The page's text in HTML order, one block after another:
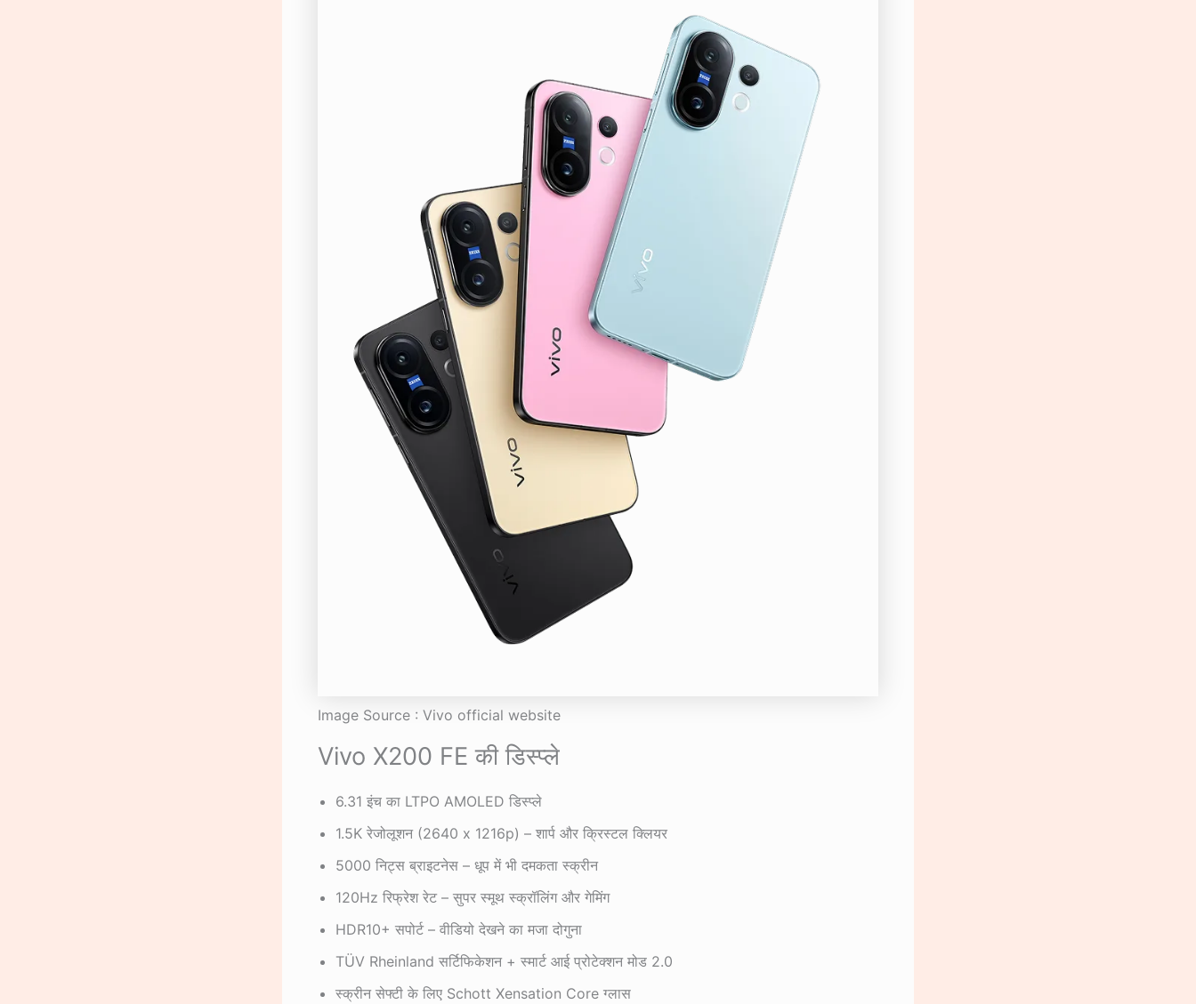
Image Source : Vivo official website
Vivo X200 FE की डिस्प्ले
6.31 इंच का LTPO AMOLED डिस्प्ले
1.5K रेजोलूशन (2640 x 1216p) – शार्प और क्रिस्टल क्लियर
5000 निट्स ब्राइटनेस – धूप में भी दमकता स्क्रीन
120Hz रिफ्रेश रेट – सुपर स्मूथ स्क्रॉलिंग और गेमिंग
HDR10+ सपोर्ट – वीडियो देखने का मजा दोगुना
TÜV Rheinland सर्टिफिकेशन + स्मार्ट आई प्रोटेक्शन मोड 2.0
स्क्रीन सेफ्टी के लिए Schott Xensation Core ग्लास